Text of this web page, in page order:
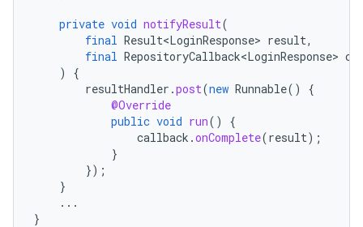
private void notifyResult(
final Result<LoginResponse> result,
final RepositoryCallback<LoginResponse>
)
{
resultHandler .post(new Runnable()
{
@Override
public void run()
{
callback .onComplete(result);
}
});
}
...
}